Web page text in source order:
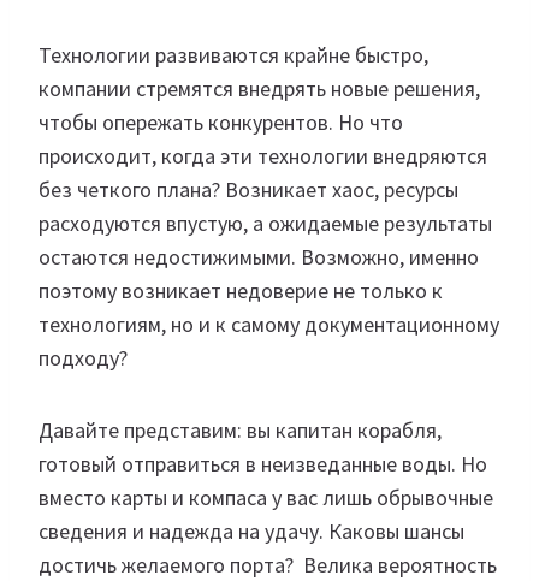
Технологии развиваются крайне быстро,
компании стремятся внедрять новые решения,
чтобы опережать конкурентов. Но что
происходит, когда эти технологии внедряются
без четкого плана? Возникает хаос, ресурсы
расходуются впустую, а ожидаемые результаты
остаются недостижимыми. Возможно, именно
поэтому возникает недоверие не только к
технологиям, но и к самому документационному
подходу?
Давайте представим: вы капитан корабля,
готовый отправиться в неизведанные воды. Но
вместо карты и компаса у вас лишь обрывочные
сведения и надежда на удачу. Каковы шансы
достичь желаемого порта? Велика вероятность